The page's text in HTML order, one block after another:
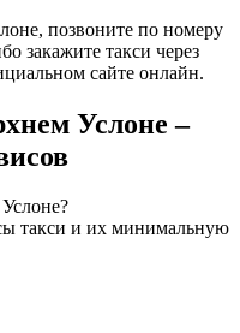
позвоните по номеру
закажите такси через
сайте онлайн.
Услоне –
такси и их минимальную